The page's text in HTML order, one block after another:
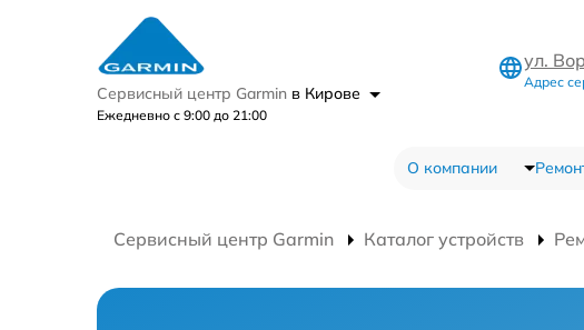
Сервисный центр Garmin в Кирове
Ежедневно с 9:00 до 21:00
ул.
Адрес
О компании
Сервисный центр Garmin Каталог устройств